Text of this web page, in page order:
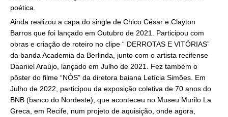
poética.
Ainda realizou a capa do single de Chico César e Clayton
Barros que foi lançado em Outubro de 2021. Participou com
obras e criação de roteiro no clipe “ DERROTAS E VITÓRIAS”
da banda Academia da Berlinda, junto com o artista recifense
Daaniel Araújo, lançado em Julho de 2021. Fez também o
pôster do filme “NÓS” da diretora baiana Letícia Simões. Em
Julho de 2022, participou da exposição coletiva de 70 anos do
BNB (banco do Nordeste), que aconteceu no Museu Murilo La
Greca, em Recife, num projeto de aquisição, onde agora,